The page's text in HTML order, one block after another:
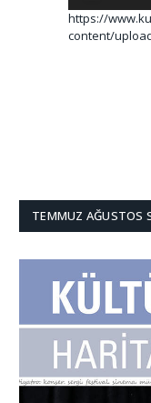
https://
content/
TEMMUZ AĞUSTOS